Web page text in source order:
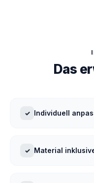
Das
✓ Individuell
✓ Material